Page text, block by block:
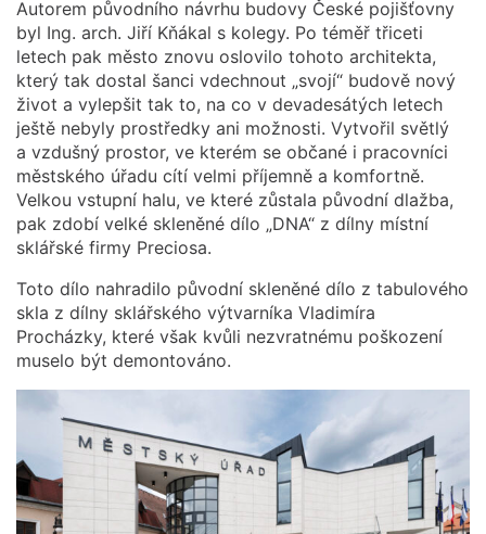
Autorem původního návrhu budovy České pojišťovny
byl Ing. arch. Jiří Kňákal s kolegy. Po téměř třiceti
letech pak město znovu oslovilo tohoto architekta,
který tak dostal šanci vdechnout „svojí“ budově nový
život a vylepšit tak to, na co v devadesátých letech
ještě nebyly prostředky ani možnosti. Vytvořil světlý
a vzdušný prostor, ve kterém se občané i pracovníci
městského úřadu cítí velmi příjemně a komfortně.
Velkou vstupní halu, ve které zůstala původní dlažba,
pak zdobí velké skleněné dílo „DNA“ z dílny místní
sklářské firmy Preciosa.
Toto dílo nahradilo původní skleněné dílo z tabulového
skla z dílny sklářského výtvarníka Vladimíra
Procházky, které však kvůli nezvratnému poškození
muselo být demontováno.